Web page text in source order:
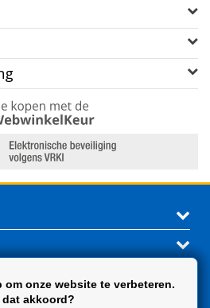
onze website te verbeteren.
dat akkoord?